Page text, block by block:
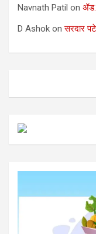
Navnath Patil on
D Ashok onसरदार